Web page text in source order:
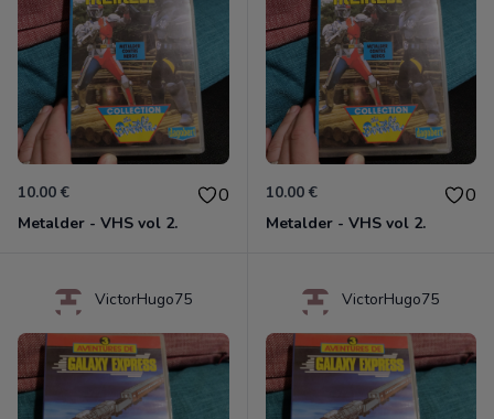
10.00 € 0
Metalder - VHS vol 2.
10.00 € 0
Metalder - VHS vol 2.
VictorHugo75 VictorHugo75